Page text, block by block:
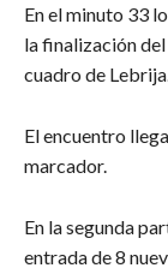
En el minuto 33
la finalización
cuadro de
El encuentro
marcador.
En la segunda
entrada de 8